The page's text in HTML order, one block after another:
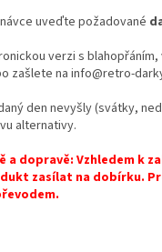
uveďte požadované
verzi s
zašlete na info@retro-
den nevyšly (svátky,
alternativy.
dopravě: Vzhledem k
zasílat na dobírku.